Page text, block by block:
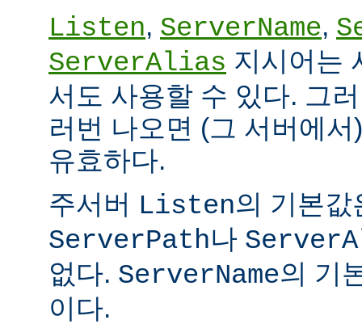
Listen, ServerName,
ServerAlias 지시어는
서도 사용할 수 있다. 그
러번 나오면 (그 서버에
유효하다.
주서버 Listen의 기본값
ServerPath나
없다. ServerName의 기
이다.